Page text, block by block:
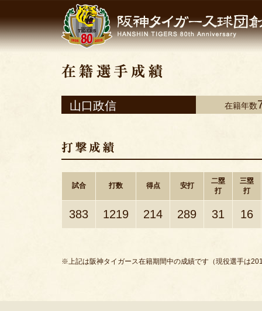
山口政信 在籍年数
試合 打数 得点 安打
二塁
打
三塁
打
383 1219 214 289 31 16
※上記は阪神タイガース在籍期間中の成績です（現役選手は